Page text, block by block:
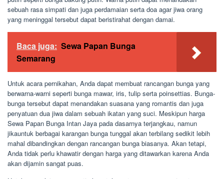
sebuah rasa simpati dan juga perdamaian serta doa agar jiwa orang
yang meninggal tersebut dapat beristirahat dengan damai.
Baca juga: Sewa Papan Bunga
Semarang
Untuk acara pernikahan, Anda dapat membuat rancangan bunga yang
berwarna-warni seperti bunga mawar, iris, tulip serta poinsettias. Bunga-
bunga tersebut dapat menandakan suasana yang romantis dan juga
penyatuan dua jiwa dalam sebuah ikatan yang suci. Meskipun harga
Sewa Papan Bunga Intan Jaya pada dasarnya terjangkau, namun
jikauntuk berbagai karangan bunga tunggal akan terbilang sedikit lebih
mahal dibandingkan dengan rancangan bunga biasanya. Akan tetapi,
Anda tidak perlu khawatir dengan harga yang ditawarkan karena Anda
akan dijamin sangat puas.